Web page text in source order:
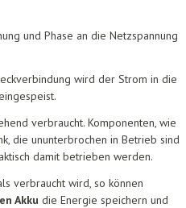
und Phase an die Netzspannung
wird der Strom in die
verbraucht. Komponenten, wie
die ununterbrochen in Betrieb sind
damit betrieben werden.
verbraucht wird, so können
Akku die Energie speichern und